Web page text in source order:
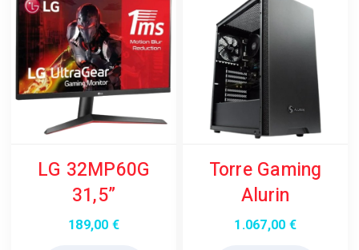
LG 32MP60G
31,5”
189,00 €
Torre Gaming
Alurin
1.067,00 €